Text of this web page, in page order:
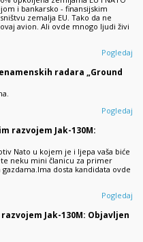
i bankarsko - finansijskim
zemalja EU. Tako da ne
avion. Ali ovde mnogo ljudi živi
Pogledaj
radara „Ground
Pogledaj
razvojem Jak-130M:
Nato u kojem je i ljepa vaša biće
neku mini članicu za primer
dosta kandidata ovde
Pogledaj
Jak-130M: Objavljen